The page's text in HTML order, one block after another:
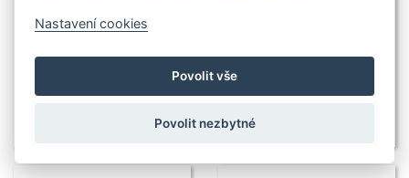
Nastavení cookies
Povolit vše
Povolit nezbytné